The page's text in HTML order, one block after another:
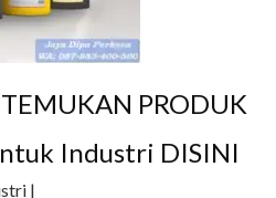
PRODUK
Industri DISINI
|